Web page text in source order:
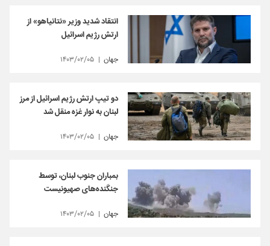
انتقاد شدید وزیر «نتانیاهو» از
ارتش رژیم اسرائیل
جهان ۱۴۰۳/۰۲/۰۵
دو تیپ ارتش رژیم اسرائیل از مرز
لبنان به نوار غزه منقل شد
جهان ۱۴۰۳/۰۲/۰۵
بمباران جنوب لبنان، توسط
جنگنده‌های صهیونیست‌
جهان ۱۴۰۳/۰۲/۰۵